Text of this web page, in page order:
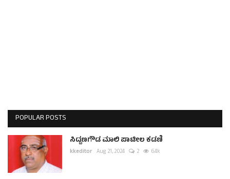
POPULAR POSTS
ಸಿದ್ದಣಗೌಡ ಮಾಲಿ ಪಾಟೀಲ ಕಡಣಿ
kkeditor Aug 21, 2024 2 6.4k